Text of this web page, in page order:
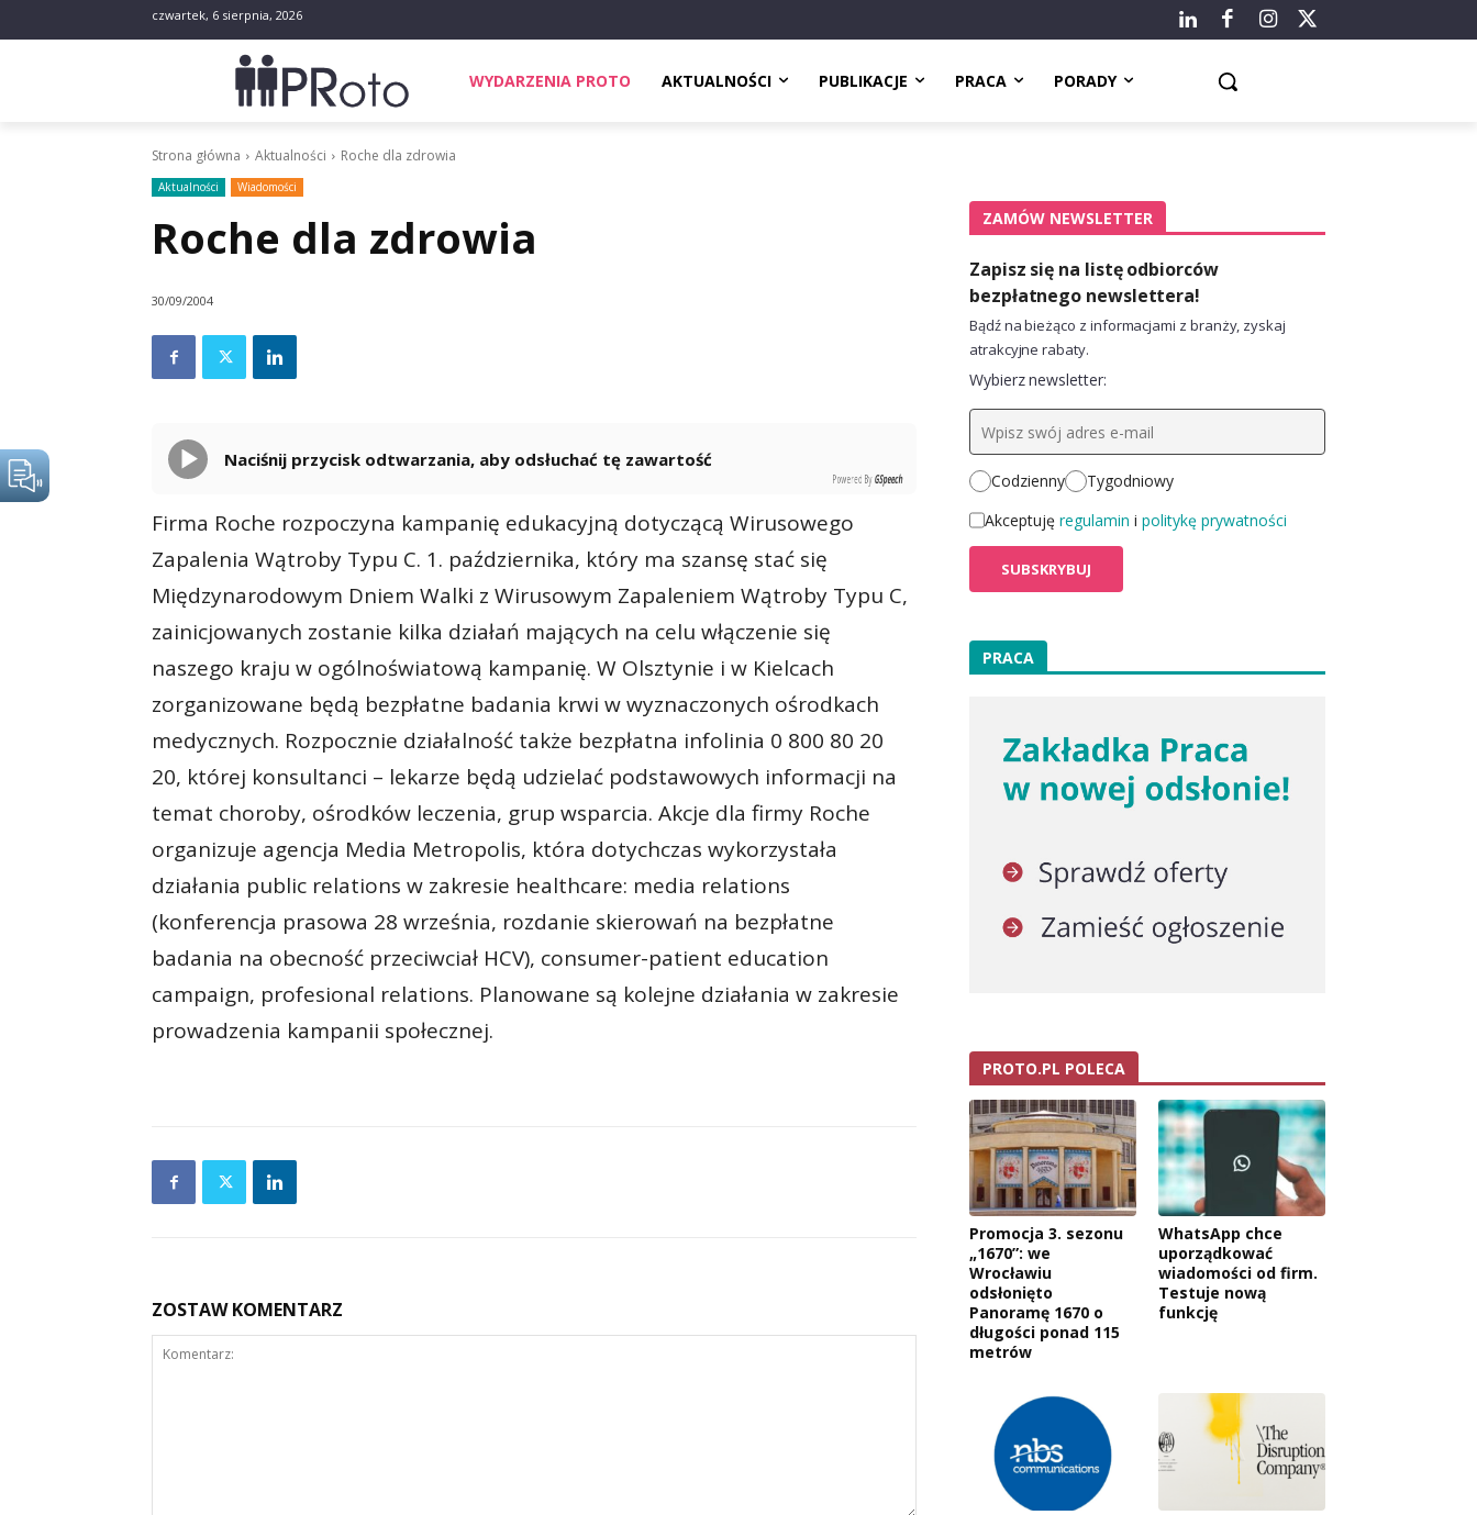
czwartek, 6 sierpnia, 2026
WYDARZENIA PROTO AKTUALNOŚCI PUBLIKACJE PRACA PORADY
Strona główna Aktualności Roche dla zdrowia
Aktualności Wiadomości
Roche dla zdrowia
30/09/2004
Naciśnij przycisk odtwarzania, aby odsłuchać tę zawartość
Powered By GSpeech
Firma Roche rozpoczyna kampanię edukacyjną dotyczącą Wirusowego
Zapalenia Wątroby Typu C. 1. października, który ma szansę stać się
Międzynarodowym Dniem Walki z Wirusowym Zapaleniem Wątroby Typu C,
zainicjowanych zostanie kilka działań mających na celu włączenie się
naszego kraju w ogólnoświatową kampanię. W Olsztynie i w Kielcach
zorganizowane będą bezpłatne badania krwi w wyznaczonych ośrodkach
medycznych. Rozpocznie działalność także bezpłatna infolinia 0 800 80 20
20, której konsultanci – lekarze będą udzielać podstawowych informacji na
temat choroby, ośrodków leczenia, grup wsparcia. Akcje dla firmy Roche
organizuje agencja Media Metropolis, która dotychczas wykorzystała
działania public relations w zakresie healthcare: media relations
(konferencja prasowa 28 września, rozdanie skierowań na bezpłatne
badania na obecność przeciwciał HCV), consumer-patient education
campaign, profesional relations. Planowane są kolejne działania w zakresie
prowadzenia kampanii społecznej.
ZOSTAW KOMENTARZ
ZAMÓW NEWSLETTER
Zapisz się na listę odbiorców
bezpłatnego newslettera!
Bądź na bieżąco z informacjami z branży, zyskaj
atrakcyjne rabaty.
Wybierz newsletter:
Codzienny
Tygodniowy
Akceptuję regulamin i politykę prywatności
PRACA
PROTO.PL POLECA
Promocja 3. sezonu
„1670”: we
Wrocławiu
odsłonięto
Panoramę 1670 o
długości ponad 115
metrów
WhatsApp chce
uporządkować
wiadomości od firm.
Testuje nową
funkcję